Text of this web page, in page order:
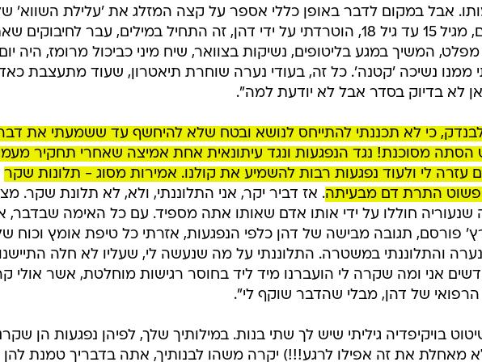
אבל במקום לדבר באופן כללי אספר על קצה המזלג את 'עלילת השווא'
במשך שלוש שנים, מגיל 15 עד גיל 18, הוטרדתי על ידי דהן, זה התחיל במילים, עבר לחיבוקים
המשיך במגע בליטופים, נשיקות בצוואר, שיח מיני כביכול מרומז, היה יום
ממנו נשיכה 'קטנה'. כל זה, בעודי נערה שוחרת תיאטרון, שעוד מתעצבת
לא בדיוק בסדר אבל לא יודעת למה".
כי לא תכננתי להתייחס לנושא ובטח שלא להיחשף עד ששמעתי את
הסתה מסוכנת! נגד הנפגעות ונגד עיתונאית אחת אמיצה שאחרי תחקיר
לי ולעוד נפגעות רבות להשמיע את קולנו. אמירות מסוג - תלונות שקר
פשוט התרת דם מבעיתה. אז דביר יקר, אני התלוננתי, ולא, לא תלונת שקר.
שנעוריה חוללו על ידי אותו אדם שאותו אתה מספיד. עם כל האימה שבדבר,
פורסם, תגובה מבישה של דהן כלפי הנפגעות, אזרתי כל טיפת אומץ וכוח
והתלוננתי במשטרה. התלוננתי על מה שנעשה לי, שעליו לא חלה
אני ומה שקרה לי הועברנו מיד ליד בחוסר רגישות מוחלטת, אשר אולי
של דהן, מבלי שהדבר שוקף לי".
בויקיפדיה גיליתי שיש לך שתי בנות. במילותיך שלך, לפיהן נפגעות הן
מאחלת את זה אפילו לרגע!!!) יקרה משהו לבנותיך, אתה בדבריך טמנת להן